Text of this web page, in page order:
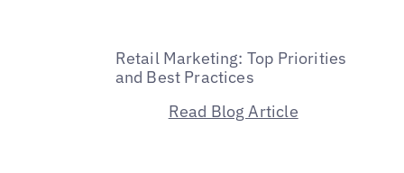
Retail Marketing: Top Priorities
and Best Practices
Read Blog Article